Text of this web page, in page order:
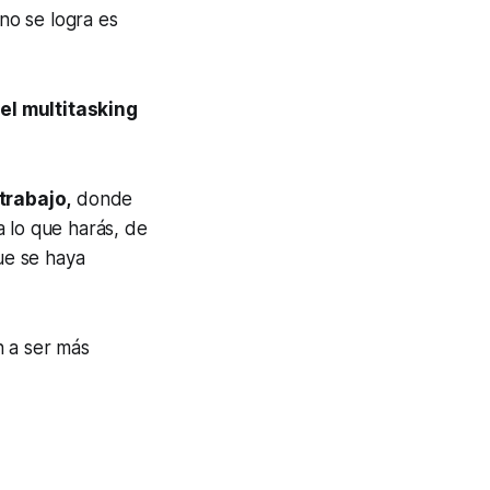
se logra es
multitasking
donde
lo que harás, de
se haya
a ser más